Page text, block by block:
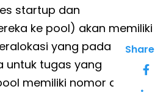
Share
startup dan
ke pool) akan memiliki
yang pada
untuk tugas yang
memiliki nomor alokasi